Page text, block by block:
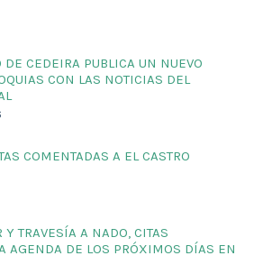
CEDEIRA PUBLICA UN NUEVO
CON LAS NOTICIAS DEL
COMENTADAS A EL CASTRO
Y TRAVESÍA A NADO, CITAS
AGENDA DE LOS PRÓXIMOS DÍAS EN